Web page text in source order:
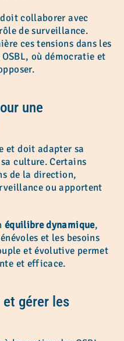
collaborer avec
de surveillance.
ces tensions dans les
où démocratie et
une
et doit adapter sa
culture. Certains
de la direction,
ou apportent
équilibre dynamique,
et les besoins
et évolutive permet
et efficace.
gérer les